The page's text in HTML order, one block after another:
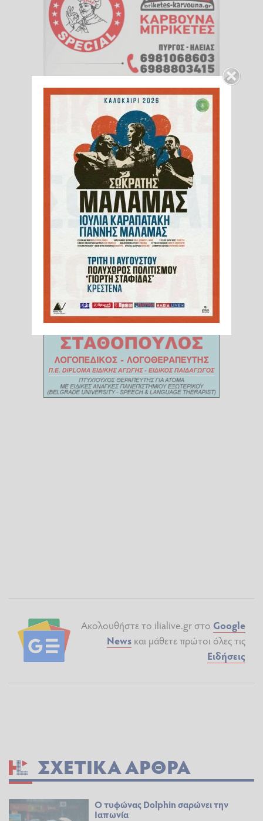
Ακολουθήστε το ilialive.gr στο Google
News και μάθετε πρώτοι όλες τις
Ειδήσεις
ΣΧΕΤΙΚΆ ΆΡΘΡΑ
Ο τυφώνας Dolphin σαρώνει την
Ιαπωνία